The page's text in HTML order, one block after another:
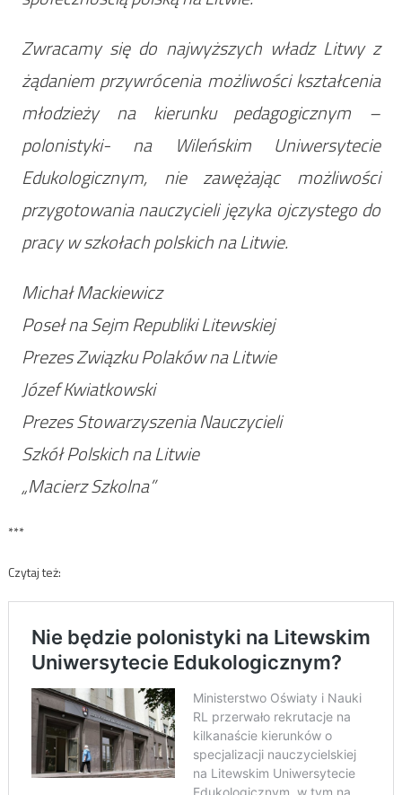
Zwracamy się do najwyższych władz Litwy z
żądaniem przywrócenia możliwości kształcenia
młodzieży na kierunku pedagogicznym –
polonistyki- na Wileńskim Uniwersytecie
Edukologicznym, nie zawężając możliwości
przygotowania nauczycieli języka ojczystego do
pracy w szkołach polskich na Litwie.
Michał Mackiewicz
Poseł na Sejm Republiki Litewskiej
Prezes Związku Polaków na Litwie
Józef Kwiatkowski
Prezes Stowarzyszenia Nauczycieli
Szkół Polskich na Litwie
„Macierz Szkolna”
***
Czytaj też: